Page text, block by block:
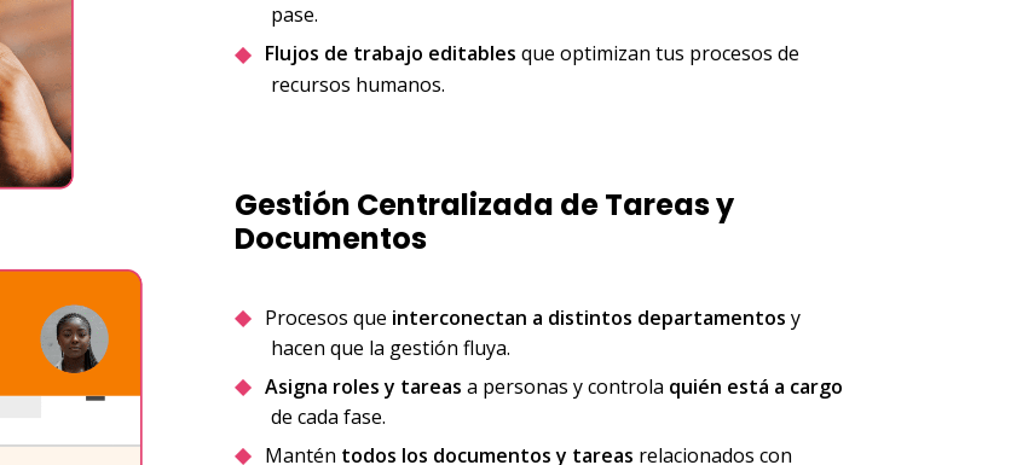
pase.
Flujos de trabajo editables que optimizan tus procesos de
recursos humanos.
Gestión Centralizada de Tareas y
Documentos
Procesos que interconectan a distintos departamentos y
hacen que la gestión fluya.
Asigna roles y tareas a personas y controla quién está a cargo
de cada fase.
Mantén todos los documentos y tareas relacionados con